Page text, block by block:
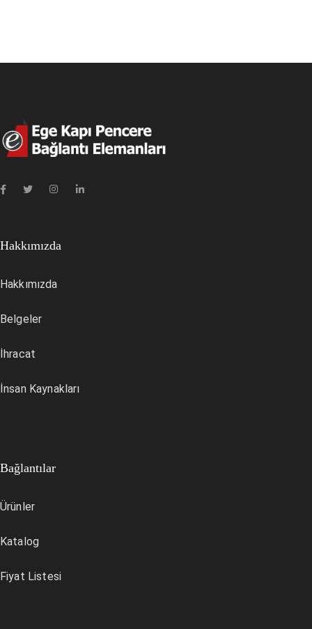
Hakkımızda
Hakkımızda
Belgeler
İhracat
İnsan Kaynakları
Bağlantılar
Ürünler
Katalog
Fiyat Listesi